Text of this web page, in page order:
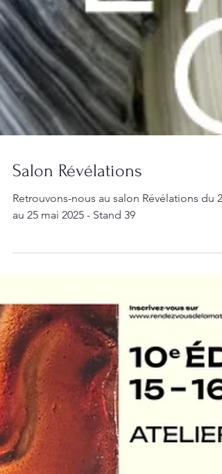
Salon Révélations
Retrouvons-nous au salon Révélations du 21
au 25 mai 2025 - Stand 39